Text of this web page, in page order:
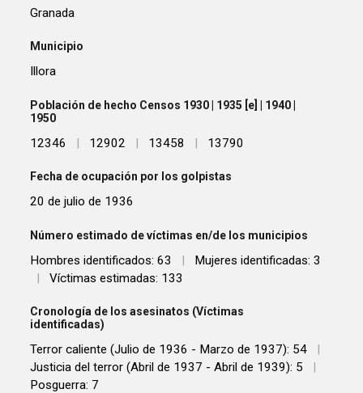
Granada
Municipio
Illora
Población de hecho Censos 1930 | 1935 [e] | 1940 |
1950
12346 | 12902 | 13458 | 13790
Fecha de ocupación por los golpistas
20 de julio de 1936
Número estimado de víctimas en/de los municipios
Hombres identificados: 63 |
Mujeres identificadas: 3
|
Víctimas estimadas: 133
Cronología de los asesinatos (Víctimas
identificadas)
Terror caliente (Julio de 1936 - Marzo de 1937): 54
|
Justicia del terror (Abril de 1937 - Abril de 1939): 5
|
Posguerra: 7